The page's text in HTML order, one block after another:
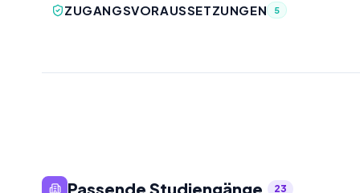
ZUGANGSVORAUSSETZUNGEN 5
Passende Studiengänge 23